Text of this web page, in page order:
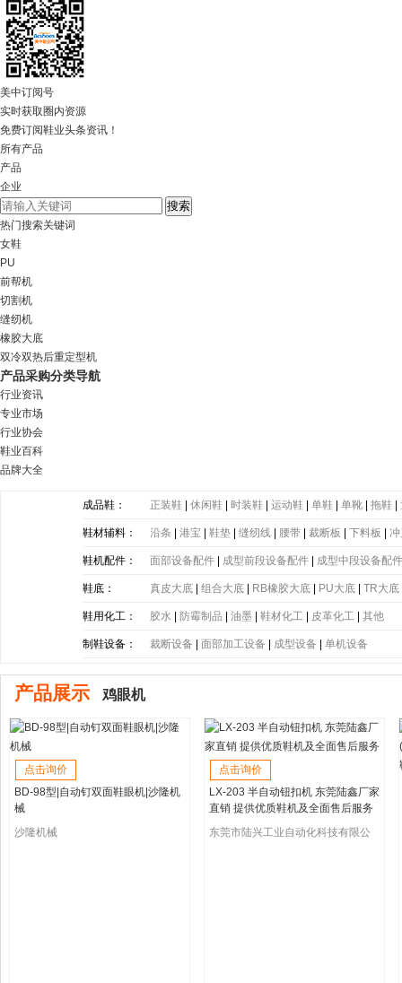
美中订阅号
实时获取圈内资源
免费订阅鞋业头条资讯！
所有产品
产品
企业
热门搜索关键词
女鞋
PU
前帮机
切割机
缝纫机
橡胶大底
双冷双热后重定型机
产品采购分类导航
行业资讯
专业市场
行业协会
鞋业百科
品牌大全
成品鞋： 正装鞋 |休闲鞋 时装鞋 |运动鞋 |单鞋 |单靴 |拖鞋 |
鞋材辅料： 沿条 |港宝 |鞋垫 |缝纫线 腰带 |裁断板 |下料板 |
带|塑胶片|其他
鞋机配件： 面部设备配件 成型前段设备配件 成型中段设备配
鞋底： 真皮大底 |组合大底 RB橡胶大底 PU大底 |TR大底
底|PE大底|PP大底| SBR大底| PC大底| 软木大底
鞋用化工： 胶水 防霉制品 |油墨 |鞋材化工 皮革化工 |其他
制鞋设备： 裁断设备 |面部加工设备 成型设备 |单机设备
产品展示 鸡眼机
点击询价
BD-98型|自动钉双面鞋眼机|沙隆机
械
沙隆机械
点击询价
LX-203 半自动钮扣机 东莞陆鑫厂家
直销 提供优质鞋机及全面售后服务
东莞市陆兴工业自动化科技有限公